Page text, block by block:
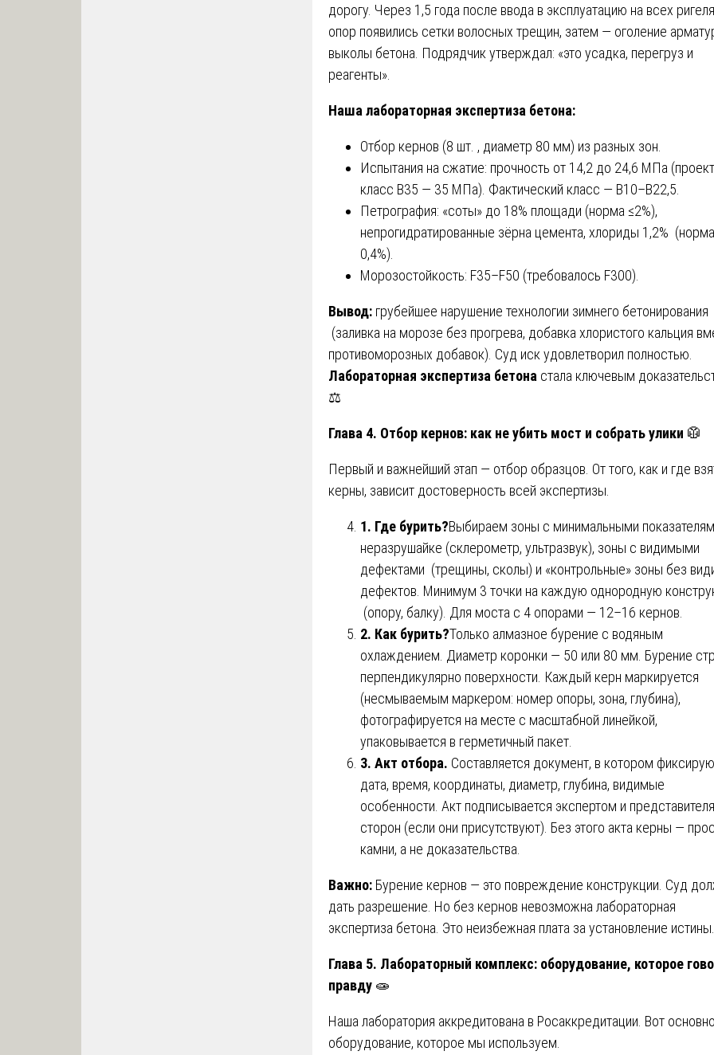
дорогу. Через 1,5 года после ввода в эксплуатацию на всех
опор появились сетки волосных трещин, затем — оголение
выколы бетона. Подрядчик утверждал: «это усадка, перегруз и
реагенты».
Наша лабораторная экспертиза бетона:
Отбор кернов (8 шт. , диаметр 80 мм) из разных зон.
Испытания на сжатие: прочность от 14,2 до 24,6 МПа
класс B35 — 35 МПа). Фактический класс — B10–B22,5.
Петрография: «соты» до 18% площади (норма ≤2%),
непрогидратированные зёрна цемента, хлориды 1,2% (норма
0,4%).
Морозостойкость: F35–F50 (требовалось F300).
Вывод: грубейшее нарушение технологии зимнего бетонирования
(заливка на морозе без прогрева, добавка хлористого кальция
противоморозных добавок). Суд иск удовлетворил полностью.
Лабораторная экспертиза бетона стала ключевым
⚖️
Глава 4. Отбор кернов: как не убить мост и собрать улики 🥼
Первый и важнейший этап — отбор образцов. От того, как и где
керны, зависит достоверность всей экспертизы.
1. Где бурить?Выбираем зоны с минимальными
неразрушайке (склерометр, ультразвук), зоны с видимыми
дефектами (трещины, сколы) и «контрольные» зоны без
дефектов. Минимум 3 точки на каждую однородную
(опору, балку). Для моста с 4 опорами — 12–16 кернов.
2. Как бурить?Только алмазное бурение с водяным
охлаждением. Диаметр коронки — 50 или 80 мм. Бурение
перпендикулярно поверхности. Каждый керн маркируется
(несмываемым маркером: номер опоры, зона, глубина),
фотографируется на месте с масштабной линейкой,
упаковывается в герметичный пакет.
3. Акт отбора. Составляется документ, в котором
дата, время, координаты, диаметр, глубина, видимые
особенности. Акт подписывается экспертом и
сторон (если они присутствуют). Без этого акта керны —
камни, а не доказательства.
Важно: Бурение кернов — это повреждение конструкции. Суд
дать разрешение. Но без кернов невозможна лабораторная
экспертиза бетона. Это неизбежная плата за установление
Глава 5. Лабораторный комплекс: оборудование, которое
правду 🧫
Наша лаборатория аккредитована в Росаккредитации. Вот
оборудование, которое мы используем.